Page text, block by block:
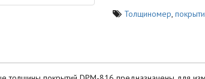
Толщиномер,